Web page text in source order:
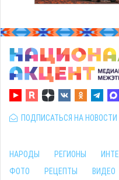
ПОДПИСАТЬСЯ НА НОВОСТИ
НАРОДЫ РЕГИОНЫ
ФОТО
РЕЦЕПТЫ ВИДЕО